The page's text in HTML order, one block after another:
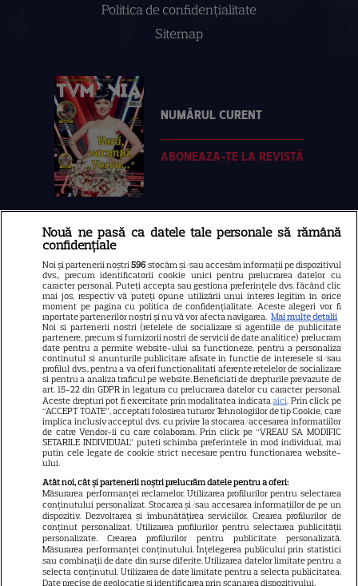
Politica de confidenţialitate
Sitemap
NUMĂRUL CURENT
ABONEAZA-TE LA REVISTĂ
Libertatea
Libertatea pentru femei
GSP
Știri mondene
Avantaje
Elle
Unica
Retete practice
URMĂREȘTE-NE PE
Copyright2026Ringier Romania – Toate Drepturile rezervate
Nouă ne pasă ca datele tale personale să rămână
confidențiale
Noi și partenerii noștri596 stocăm și/sau accesăm informații pe dispozitivul
dvs., precum identificatorii cookie unici pentru prelucrarea datelor cu
caracter personal. Puteți accepta sau gestiona preferințele dvs. făcând clic
mai jos, respectiv vă puteți opune utilizării unui interes legitim în orice
moment pe pagina cu politica de confidențialitate. Aceste alegeri vor fi
raportate partenerilor noștri și nu vă vor afecta navigarea. Mai multe detalii
Noi si partenerii nostri (retelele de socializare si agentiile de publicitate
partenere, precum si furnizorii nostri de servicii de date analitice) prelucram
date pentru a permite website-ului sa functioneze, pentru a personaliza
continutul si anunturile publicitare afisate in functie de interesele si/sau
profilul dvs., pentru a va oferi functionalitati aferente retelelor de socializare
si pentru a analiza traficul pe website. Beneficiati de drepturile prevazute de
art. 15-22 din GDPR in legatura cu prelucrarea datelor cu caracter personal.
Aceste drepturi pot fi exercitate prin modalitatea indicataaici. Prin click pe
“ACCEPT TOATE”, acceptati folosirea tuturor Tehnologiilor de tip Cookie, care
implica inclusiv acceptul dvs. cu privire la stocarea/accesarea informatiilor
de catre Vendor-ii cu care colaboram. Prin click pe “VREAU SA MODIFIC
SETARILE INDIVIDUAL” puteti schimba preferintele in mod individual, mai
putin cele legate de cookie strict necesare pentru functionarea website-
ului.
Atât noi, cât și partenerii noștri prelucrăm datele pentru a oferi:
Măsurarea performanței reclamelor. Utilizarea profilurilor pentru selectarea
conținutului personalizat. Stocarea și/sau accesarea informațiilor de pe un
dispozitiv. Dezvoltarea și îmbunătățirea serviciilor. Crearea profilurilor de
conținut personalizat. Utilizarea profilurilor pentru selectarea publicității
personalizate. Crearea profilurilor pentru publicitate personalizată.
Măsurarea performanței conținutului. Înțelegerea publicului prin statistici
sau combinații de date din surse diferite. Utilizarea datelor limitate pentru a
selecta conținutul. Utilizarea de date limitate pentru a selecta publicitatea.
Date precise de geolocație și identificarea prin scanarea dispozitivului.